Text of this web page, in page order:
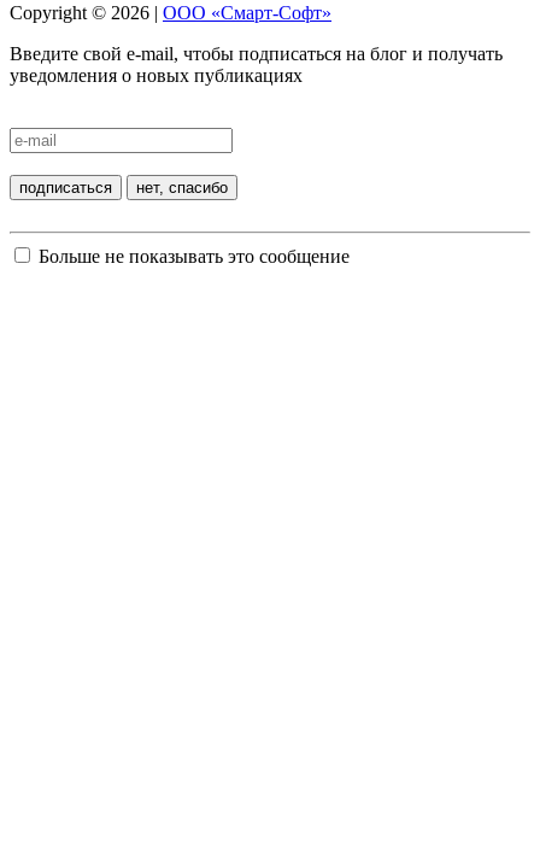
Copyright © 2026 | ООО «Смарт-Софт»
Введите свой e-mail, чтобы подписаться на блог и получать
уведомления о новых публикациях
Больше не показывать это сообщение